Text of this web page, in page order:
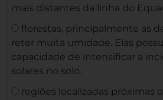
mais distantes da linha do
florestas, principalmente as
reter muita umidade. Elas
capacidade de intensificar a
solares no solo.
regiões localizadas próximas